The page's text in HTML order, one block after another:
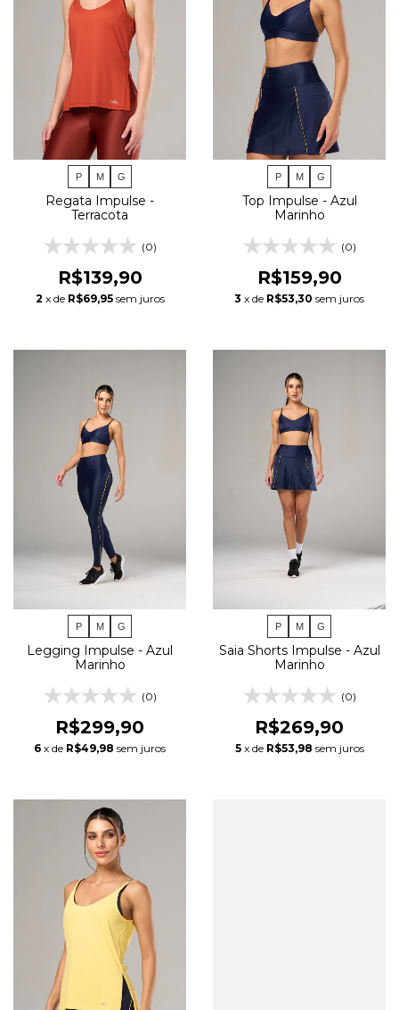
P M G
Regata Impulse -
Terracota
(0)
R$139,90
2 x de R$69,95 sem juros
P M G
Top Impulse - Azul
Marinho
(0)
R$159,90
3 x de R$53,30 sem juros
P M G
Legging Impulse - Azul
Marinho
(0)
R$299,90
6 x de R$49,98 sem juros
P M G
Saia Shorts Impulse - Azul
Marinho
(0)
R$269,90
5 x de R$53,98 sem juros